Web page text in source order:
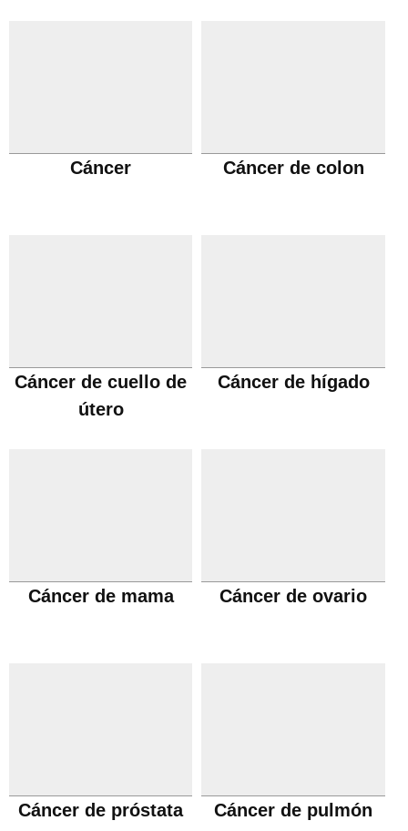
Cáncer Cáncer de colon
Cáncer de cuello de
útero
Cáncer de hígado
Cáncer de mama Cáncer de ovario
Cáncer de próstata Cáncer de pulmón